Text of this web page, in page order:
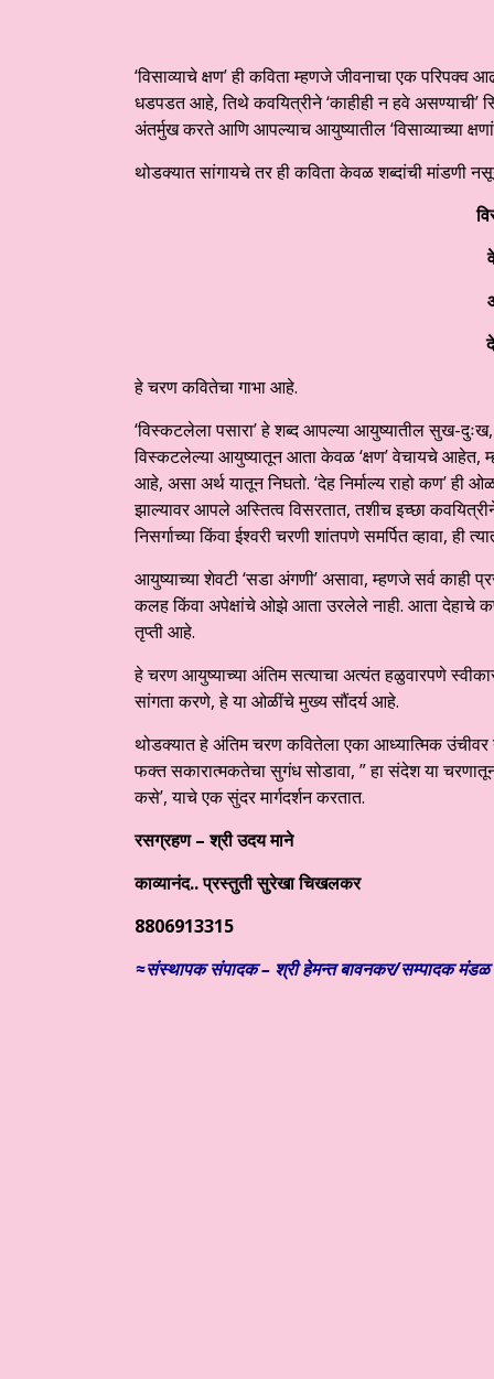
‘विसाव्याचे क्षण’ ही कविता म्हणजे जीवनाचा एक
धडपडत आहे, तिथे कवयित्रीने ‘काहीही न हवे
अंतर्मुख करते आणि आपल्याच आयुष्यातील ‘विसाव्याच्या
​थोडक्यात सांगायचे तर ही कविता केवळ शब्दांची मांडणी
​हे चरण कवितेचा गाभा आहे.
‘विस्कटलेला पसारा’ हे शब्द आपल्या आयुष्यातील सुख-
विस्कटलेल्या आयुष्यातून आता केवळ ‘क्षण’ वेचायचे आहेत,
आहे, असा अर्थ यातून निघतो. ‘देह निर्माल्य राहो कण’ ही
झाल्यावर आपले अस्तित्व विसरतात, तशीच इच्छा
निसर्गाच्या किंवा ईश्वरी चरणी शांतपणे समर्पित व्हावा, ही
आयुष्याच्या शेवटी ‘सडा अंगणी’ असावा, म्हणजे सर्व काही
कलह किंवा अपेक्षांचे ओझे आता उरलेले नाही. आता देहाचे
तृप्ती आहे.
हे चरण आयुष्याच्या अंतिम सत्याचा अत्यंत हळुवारपणे
सांगता करणे, हे या ओळींचे मुख्य सौंदर्य आहे.
​थोडक्यात हे अंतिम चरण कवितेला एका आध्यात्मिक
फक्त सकारात्मकतेचा सुगंध सोडावा, ” हा संदेश या
कसे’, याचे एक सुंदर मार्गदर्शन करतात.
रसग्रहण – श्री उदय माने
काव्यानंद.. प्रस्तुती सुरेखा चिखलकर
8806913315
≈संस्थापक संपादक – श्री हेमन्त बावनकर/सम्पादक